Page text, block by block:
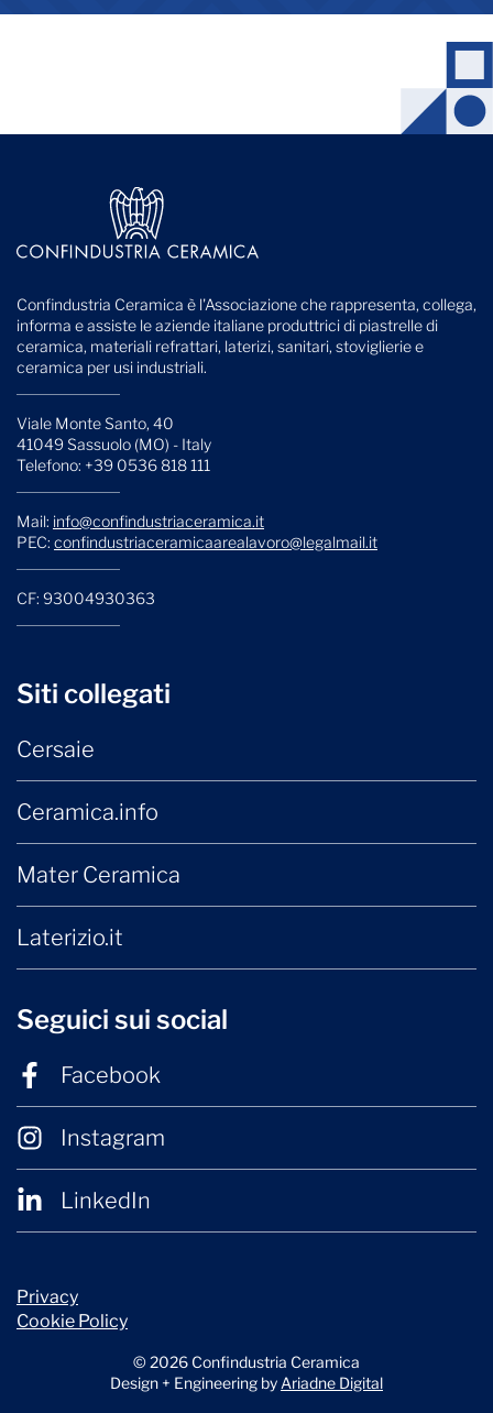
Confindustria Ceramica è l'Associazione che rappresenta, collega,
informa e assiste le aziende italiane produttrici di piastrelle di
ceramica, materiali refrattari, laterizi, sanitari, stoviglierie e
ceramica per usi industriali.
Viale Monte Santo, 40
41049 Sassuolo (MO) - Italy
Telefono: +39 0536 818 111
Mail: info@confindustriaceramica.it
PEC: confindustriaceramicaarealavoro@legalmail.it
CF: 93004930363
Siti collegati
Cersaie
Ceramica.info
Mater Ceramica
Laterizio.it
Seguici sui social
Facebook
Instagram
LinkedIn
Privacy
Cookie Policy
© 2026 Confindustria Ceramica
Design + Engineering by Ariadne Digital